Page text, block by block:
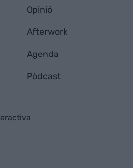
Opinió
Afterwork
Agenda
Pòdcast